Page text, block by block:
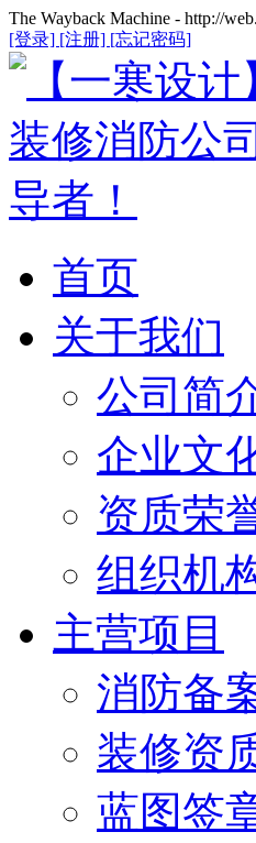
The Wayback Machine - http://
[登录] [注册] [忘记密码]
首页
关于我们
公司简
企业文
资质荣
组织机
主营项目
消防备
装修资
蓝图签